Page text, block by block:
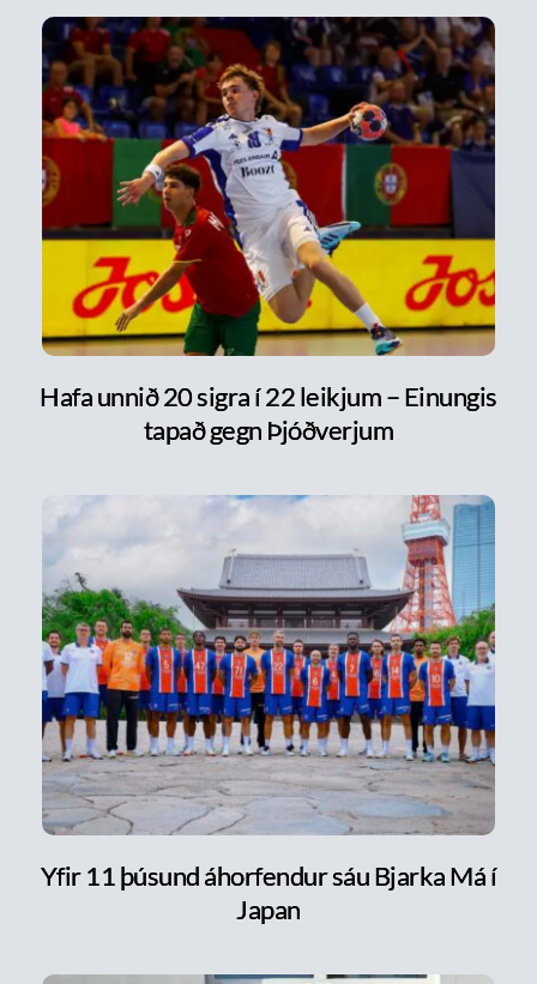
Hafa unnið 20 sigra í 22 leikjum – Einungis
tapað gegn Þjóðverjum
Yfir 11 þúsund áhorfendur sáu Bjarka Má í
Japan